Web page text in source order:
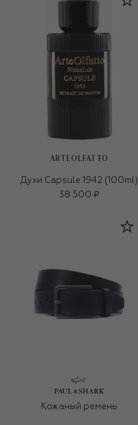
ARTEOLFATTO
Духи Capsule 1942 (100ml)
38 500 ₽
Кожаный ремень